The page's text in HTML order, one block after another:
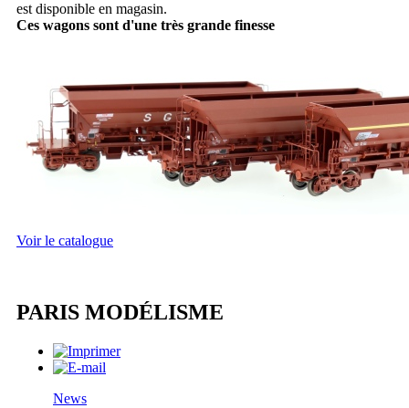
est disponible en magasin.
Ces wagons sont d'une très grande finesse
Voir le catalogue
PARIS MODÉLISME
News